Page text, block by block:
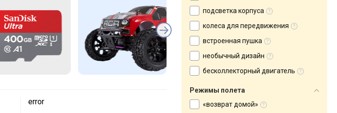
error
подсветка корпуса
колеса для передвижения
встроенная пушка
необычный дизайн
бесколлекторный двигатель
Режимы полета
«возврат домой»